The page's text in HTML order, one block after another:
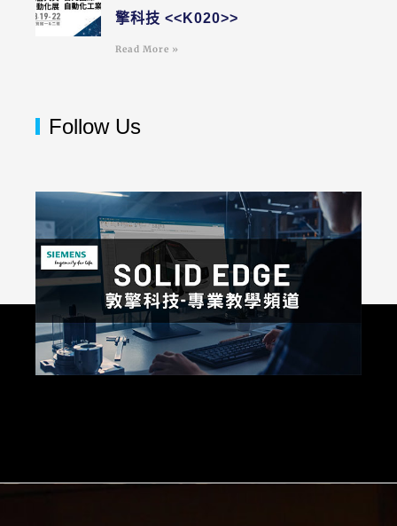
擎科技 <<K020>>
Read More »
Follow Us